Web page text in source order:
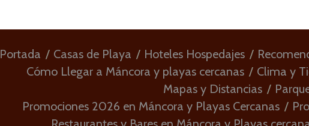
Portada Casas de Playa Hoteles Hospedajes
Cómo Llegar a Máncora y playas cercanas
Clima y
Mapas y Distancias
Promociones 2026 en Máncora y Playas Cercanas